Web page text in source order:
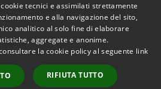
Copyright © 2026 • Città di
Brugherio • Powered by
Municipium•
Accesso
tecnici e assimilati strettamente
e alla navigazione del sito,
analitico al solo fine di elaborare
aggregate e anonime.
la cookie policy al seguente link
RIFIUTA TUTTO